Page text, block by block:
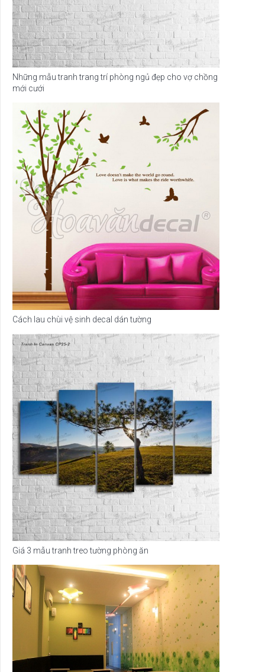
Những mẫu tranh trang trí phòng ngủ đẹp cho vợ chồng
mới cưới
Cách lau chùi vệ sinh decal dán tường
Giá 3 mẫu tranh treo tường phòng ăn